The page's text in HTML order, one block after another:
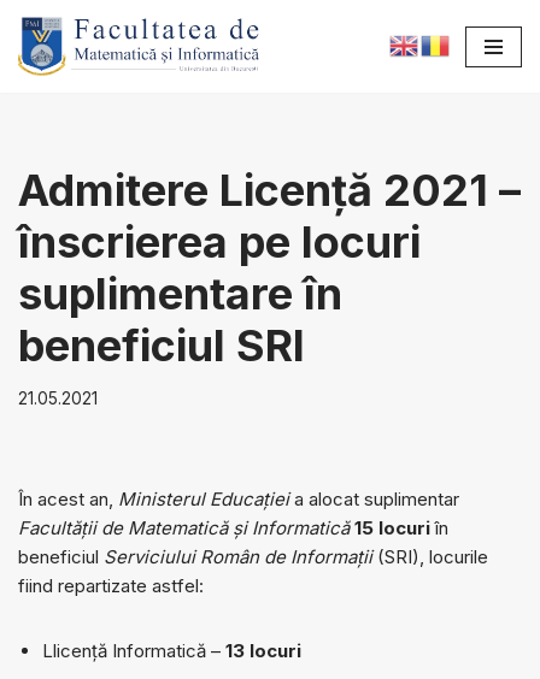
Sari
Admitere Licență 2021 –
înscrierea pe locuri
suplimentare în
beneficiul SRI
21.05.2021
În acest an, Ministerul Educațieia alocat suplimentar
Facultății de Matematică și Informatică 15 locuriîn
beneficiul Serviciului Român de Informații(SRI), locurile
fiind repartizate astfel:
Llicență Informatică – 13 locuri